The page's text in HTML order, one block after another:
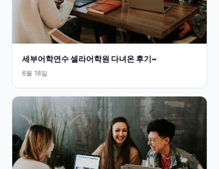
세부어학연수 셀라어학원 다녀온 후기~
6월 18일